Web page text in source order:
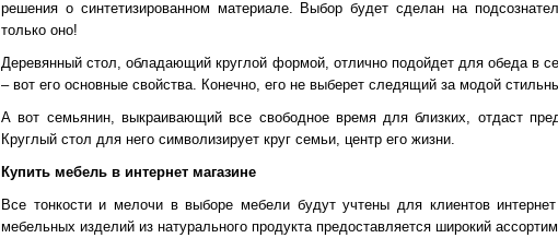
решения о синтетизированном материале. Выбор будет сделан на
только оно!
Деревянный стол, обладающий круглой формой, отлично подойдет для обеда в
– вот его основные свойства. Конечно, его не выберет следящий за модой
А вот семьянин, выкраивающий все свободное время для близких, отдаст
Круглый стол для него символизирует круг семьи, центр его жизни.
Купить мебель в интернет магазине
Все тонкости и мелочи в выборе мебели будут учтены для клиентов
мебельных изделий из натурального продукта предоставляется широкий